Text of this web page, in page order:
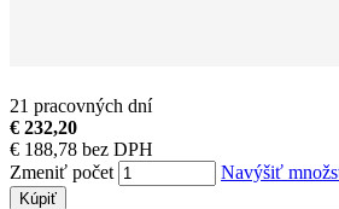
21 pracovných dní
€ 232,20
€ 188,78 bez DPH
Zmeniť počet
Navýšiť
Kúpiť